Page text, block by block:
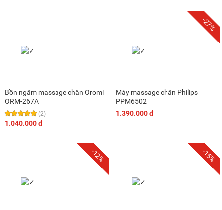
Bồn ngâm massage chân Oromi
ORM-267A
(2)
1.040.000 đ
-27%
Máy massage chân Philips
PPM6502
1.390.000 đ
-12% -15%